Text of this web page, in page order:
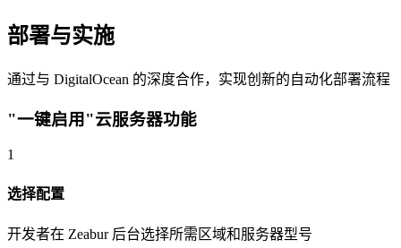
部署与实施
通过与 DigitalOcean 的深度合作，实现创新的自动化部署流程
"一键启用"云服务器功能
1
选择配置
开发者在 Zeabur 后台选择所需区域和服务器型号